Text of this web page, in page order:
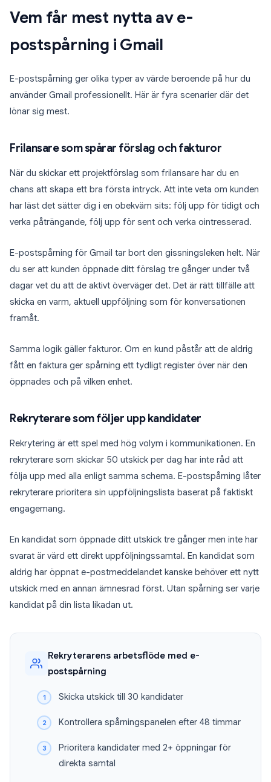
Vem får mest nytta av e-
postspårning i Gmail
E-postspårning ger olika typer av värde beroende på hur du
använder Gmail professionellt. Här är fyra scenarier där det
lönar sig mest.
Frilansare som spårar förslag och fakturor
När du skickar ett projektförslag som frilansare har du en
chans att skapa ett bra första intryck. Att inte veta om kunden
har läst det sätter dig i en obekväm sits: följ upp för tidigt och
verka påträngande, följ upp för sent och verka ointresserad.
E-postspårning för Gmail tar bort den gissningsleken helt. När
du ser att kunden öppnade ditt förslag tre gånger under två
dagar vet du att de aktivt överväger det. Det är rätt tillfälle att
skicka en varm, aktuell uppföljning som för konversationen
framåt.
Samma logik gäller fakturor. Om en kund påstår att de aldrig
fått en faktura ger spårning ett tydligt register över när den
öppnades och på vilken enhet.
Rekryterare som följer upp kandidater
Rekrytering är ett spel med hög volym i kommunikationen. En
rekryterare som skickar 50 utskick per dag har inte råd att
följa upp med alla enligt samma schema. E-postspårning låter
rekryterare prioritera sin uppföljningslista baserat på faktiskt
engagemang.
En kandidat som öppnade ditt utskick tre gånger men inte har
svarat är värd ett direkt uppföljningssamtal. En kandidat som
aldrig har öppnat e-postmeddelandet kanske behöver ett nytt
utskick med en annan ämnesrad först. Utan spårning ser varje
kandidat på din lista likadan ut.
Rekryterarens arbetsflöde med e-
postspårning
Skicka utskick till 30 kandidater
Kontrollera spårningspanelen efter 48 timmar
Prioritera kandidater med 2+ öppningar för
direkta samtal